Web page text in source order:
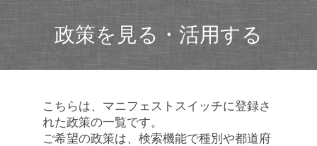
政策を見る・活用する
こちらは、マニフェストスイッチに登録さ
れた政策の一覧です。
ご希望の政策は、検索機能で種別や都道府